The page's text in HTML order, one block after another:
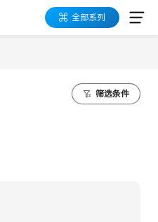
全部系列
筛选条件